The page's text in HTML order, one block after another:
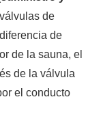
de
de
de la sauna, el
de la válvula
el conducto